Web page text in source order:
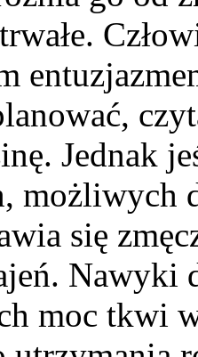
Jednak
możliwych
się
Nawyki
moc tkwi